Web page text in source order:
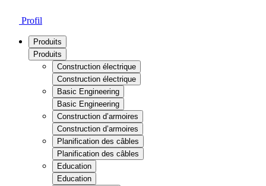
Profil
Produits
Produits
Construction électrique
Construction électrique
Basic Engineering
Basic Engineering
Construction d’armoires
Construction d’armoires
Planification des câbles
Planification des câbles
Education
Education